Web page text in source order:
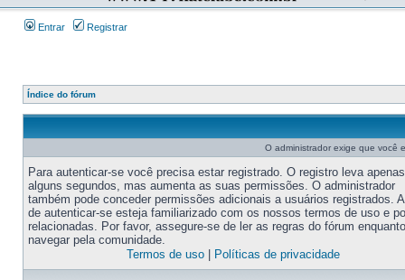
Entrar Registrar
Índice do fórum
O administrador exige que você
Para autenticar-se você precisa estar registrado. O registro leva apenas
alguns segundos, mas aumenta as suas permissões. O administrador
também pode conceder permissões adicionais a usuários registrados.
de autenticar-se esteja familiarizado com os nossos termos de uso e
relacionadas. Por favor, assegure-se de ler as regras do fórum enquanto
navegar pela comunidade.
Termos de uso| Políticas de privacidade